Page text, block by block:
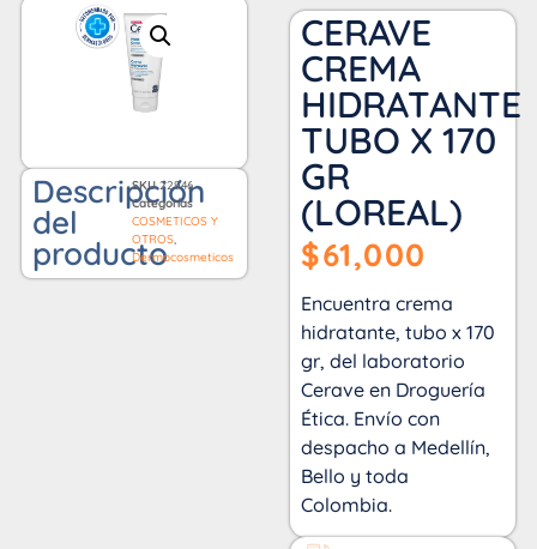
Descripción
del
producto
SKU22946
Categorías
COSMETICOS Y
OTROS
Dermocosmeticos
CERAVE
CREMA
HIDRATANTE
TUBO X 170
GR
(LOREAL)
$61,000
Encuentra crema
hidratante, tubo x 170
gr, del laboratorio
Cerave en Droguería
Ética. Envío con
despacho a Medellín,
Bello y toda
Colombia.